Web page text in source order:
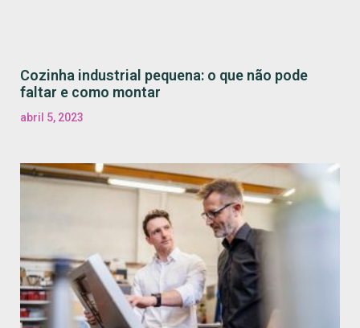
Cozinha industrial pequena: o que não pode
faltar e como montar
abril 5, 2023